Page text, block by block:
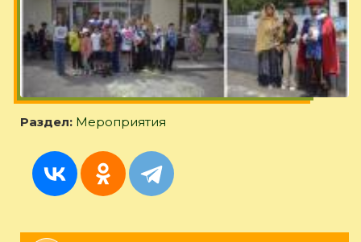
Раздел: Мероприятия